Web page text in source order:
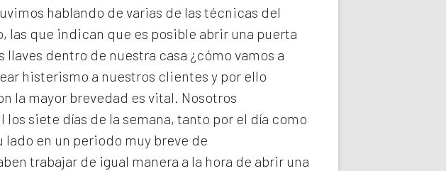
hablando de varias de las técnicas del
que indican que es posible abrir una puerta
dentro de nuestra casa ¿cómo vamos a
histerismo a nuestros clientes y por ello
la mayor brevedad es vital. Nosotros
siete días de la semana, tanto por el día como
en un periodo muy breve de
trabajar de igual manera a la hora de abrir una